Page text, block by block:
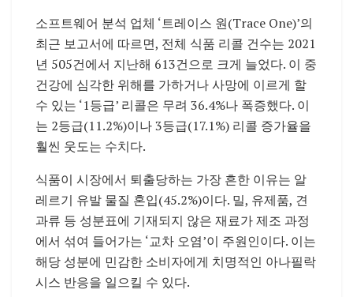
소프트웨어 분석 업체 ‘트레이스 원(Trace One)’의
최근 보고서에 따르면, 전체 식품 리콜 건수는 2021
년 505건에서 지난해 613건으로 크게 늘었다. 이 중
건강에 심각한 위해를 가하거나 사망에 이르게 할
수 있는 ‘1등급’ 리콜은 무려 36.4%나 폭증했다. 이
는 2등급(11.2%)이나 3등급(17.1%) 리콜 증가율을
훨씬 웃도는 수치다.
식품이 시장에서 퇴출당하는 가장 흔한 이유는 알
레르기 유발 물질 혼입(45.2%)이다. 밀, 유제품, 견
과류 등 성분표에 기재되지 않은 재료가 제조 과정
에서 섞여 들어가는 ‘교차 오염’이 주원인이다. 이는
해당 성분에 민감한 소비자에게 치명적인 아나필락
시스 반응을 일으킬 수 있다.